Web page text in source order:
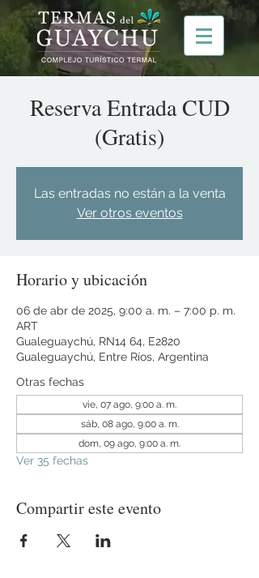
Reserva Entrada CUD
(Gratis)
Las entradas no están a la venta
Ver otros eventos
Horario y ubicación
06 de abr de 2025, 9:00 a. m. – 7:00 p. m.
ART
Gualeguaychú, RN14 64, E2820
Gualeguaychú, Entre Ríos, Argentina
Otras fechas
vie, 07 ago, 9:00 a. m.
sáb, 08 ago, 9:00 a. m.
dom, 09 ago, 9:00 a. m.
Ver 35 fechas
Compartir este evento